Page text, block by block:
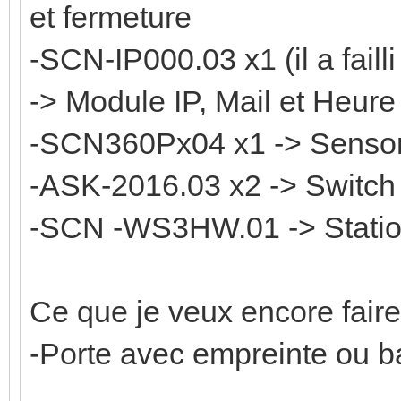
et fermeture
-SCN-IP000.03 x1 (il a
-> Module IP, Mail et Heure
-SCN360Px04 x1 ->
-ASK-2016.03 x2 ->
-SCN -WS3HW.01 ->
Ce que je veux encore
-Porte avec empreinte ou